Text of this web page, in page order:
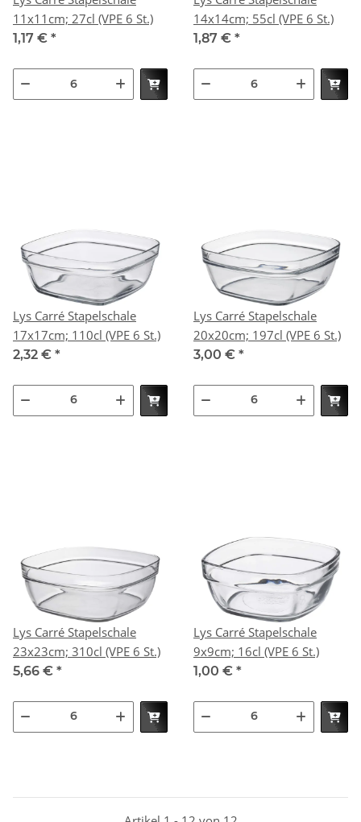
11x11cm; 27cl (VPE 6 St.)
1,17 € *
14x14cm; 55cl (VPE 6 St.)
1,87 € *
Lys Carré Stapelschale
17x17cm; 110cl (VPE 6 St.)
2,32 € *
Lys Carré Stapelschale
20x20cm; 197cl (VPE 6 St.)
3,00 € *
Lys Carré Stapelschale
23x23cm; 310cl (VPE 6 St.)
5,66 € *
Lys Carré Stapelschale
9x9cm; 16cl (VPE 6 St.)
1,00 € *